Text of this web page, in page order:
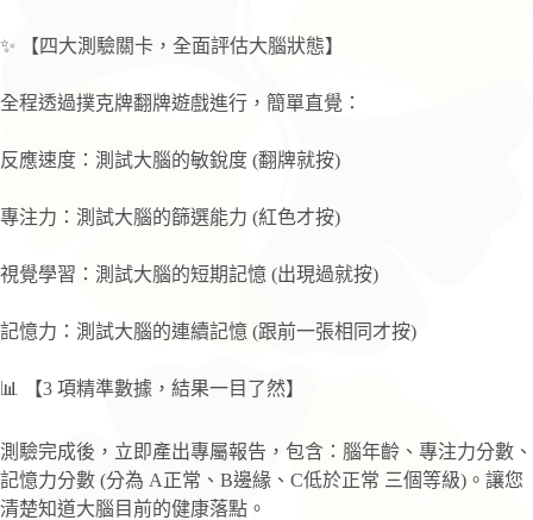
✨ 【四大測驗關卡，全面評估大腦狀態】
全程透過撲克牌翻牌遊戲進行，簡單直覺：
反應速度：測試大腦的敏銳度 (翻牌就按)
專注力：測試大腦的篩選能力 (紅色才按)
視覺學習：測試大腦的短期記憶 (出現過就按)
記憶力：測試大腦的連續記憶 (跟前一張相同才按)
📊 【3 項精準數據，結果一目了然】
測驗完成後，立即產出專屬報告，包含：腦年齡、專注力分數、
記憶力分數 (分為 A正常、B邊緣、C低於正常 三個等級)。讓您
清楚知道大腦目前的健康落點。